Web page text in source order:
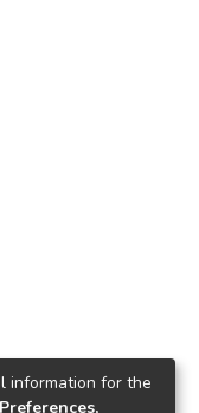
information for the